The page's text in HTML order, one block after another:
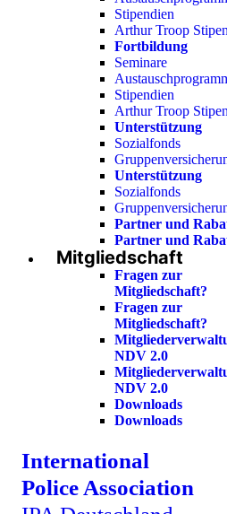
Stipendien
Arthur Troop
Fortbildung
Seminare
Stipendien
Arthur Troop
Unterstützung
Sozialfonds
Unterstützung
Sozialfonds
Partner und
Partner und
Mitgliedschaft
Fragen zur
Mitgliedschaft?
Fragen zur
Mitgliedschaft?
NDV 2.0
NDV 2.0
Downloads
Downloads
International
Police Association